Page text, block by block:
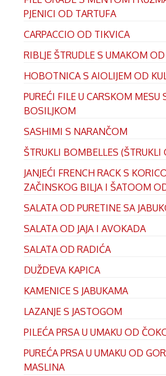
PJENICI OD TARTUFA
CARPACCIO OD TIKVICA
RIBLJE ŠTRUDLE S UMAKOM
HOBOTNICA S AIOLIJEM OD
PUREĆI FILE U CARSKOM MESU
BOSILJKOM
SASHIMI S NARANČOM
ŠTRUKLI BOMBELLES (ŠTRUKLI
JANJEĆI FRENCH RACK S
ZAČINSKOG BILJA I ŠATOOM
SALATA OD PURETINE SA
SALATA OD JAJA I AVOKADA
SALATA OD RADIĆA
DUŽDEVA KAPICA
KAMENICE S JABUKAMA
LAZANJE S JASTOGOM
PILEĆA PRSA U UMAKU OD
PUREĆA PRSA U UMAKU OD
MASLINA